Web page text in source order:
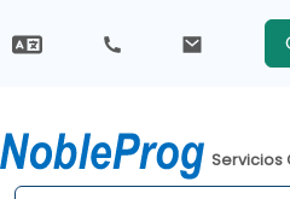
Servicios